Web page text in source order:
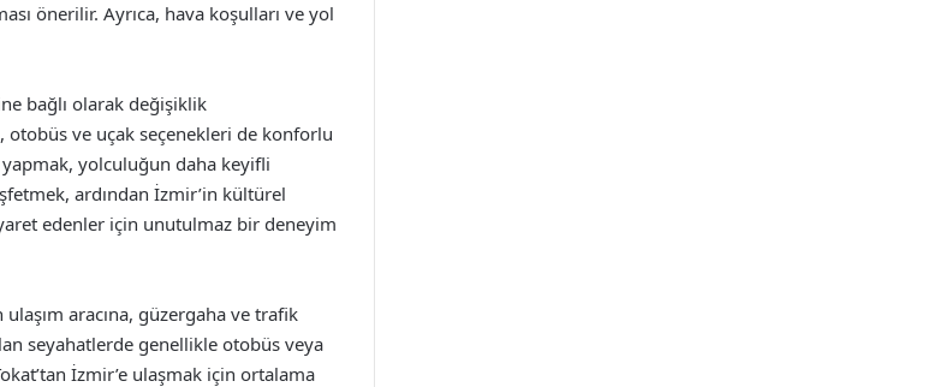
önerilir. Ayrıca, hava koşulları ve yol
bağlı olarak değişiklik
otobüs ve uçak seçenekleri de konforlu
yolculuğun daha keyifli
ardından İzmir’in kültürel
edenler için unutulmaz bir deneyim
aracına, güzergaha ve trafik
seyahatlerde genellikle otobüs veya
İzmir’e ulaşmak için ortalama